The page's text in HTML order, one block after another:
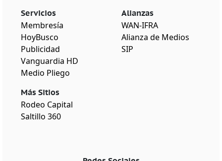
Servicios
Membresía
HoyBusco
Publicidad
Vanguardia HD
Medio Pliego
Más Sitios
Rodeo Capital
Saltillo 360
Alianzas
WAN-IFRA
Alianza de Medios
SIP